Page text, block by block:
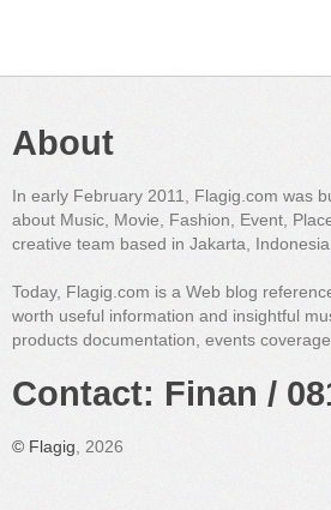
About
In early February 2011, Flagig.com was
about Music, Movie, Fashion, Event,
creative team based in Jakarta, Indonesia.
Today, Flagig.com is a Web blog
worth useful information and insightful
products documentation, events
Contact: Finan /
© Flagig , 2026